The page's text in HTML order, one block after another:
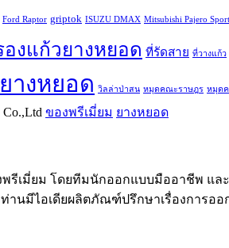
Ford Raptor griptok ISUZU DMAX Mitsubishi Pajero Sport
องแก้วยางหยอด ที่รัดสาย ที่วางแก้ว
ยางหยอด วิลล่าป่าสน หมุดคณะราษฎร หมุด
Co.,Ltd ของพรีเมี่ยม ยางหยอด
เมี่ยม โดยทีมนักออกแบบมืออาชีพ แ
มีไอเดียผลิตภัณฑ์ปรึกษาเรื่องการออกแ